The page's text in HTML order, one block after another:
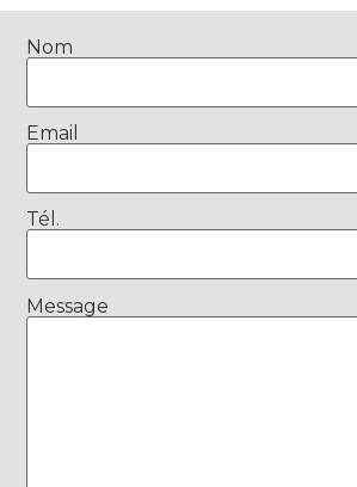
Nom
Email
Tél.
Message